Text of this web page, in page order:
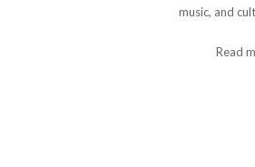
music, and
Read